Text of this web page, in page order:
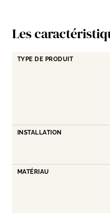
Les
TYPE DE PRODUIT
INSTALLATION
MATÉRIAU